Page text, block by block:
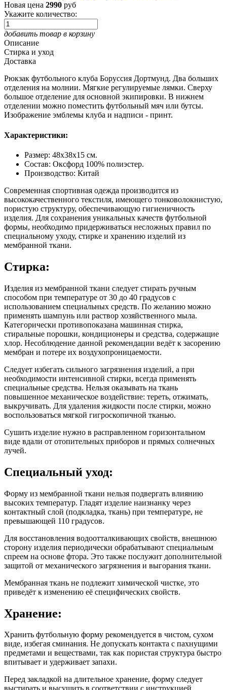
Новая цена 2990 руб
Укажите количество:
добавить товар в корзину
Описание
Стирка и уход
Доставка
Рюкзак футбольного клуба Боруссия Дортмунд. Два больших
отделения на молнии. Мягкие регулируемые лямки. Сверху
большое отделение для основной экипировки. В нижнем
отделении можно поместить футбольный мяч или бутсы.
Изображение эмблемы клуба и надписи - принт.
Характеристики:
Размер: 48х38х15 см.
Состав: Оксфорд 100% полиэстер.
Производство: Китай
Современная спортивная одежда производится из
высококачественного текстиля, имеющего тонковолокнистую,
пористую структуру, обеспечивающую гигиеничность
изделия. Для сохранения уникальных качеств футбольной
формы, необходимо придерживаться несложных правил по
специальному уходу, стирке и хранению изделий из
мембранной ткани.
Стирка:
Изделия из мембранной ткани следует стирать ручным
способом при температуре от 30 до 40 градусов с
использованием специальных средств. По желанию можно
применять шампунь или раствор хозяйственного мыла.
Категорически противопоказана машинная стирка,
стиральные порошки, кондиционеры и средства, содержащие
хлор. Несоблюдение данной рекомендации ведёт к засорению
мембран и потере их воздухопроницаемости.
Следует избегать сильного загрязнения изделий, а при
необходимости интенсивной стирки, всегда применять
специальные средства. Нельзя оказывать на ткань
повышенное механическое воздействие: тереть, отжимать,
выкручивать. Для удаления жидкости после стирки, можно
воспользоваться мягкой гигроскопичной тканью.
Сушить изделие нужно в расправленном горизонтальном
виде вдали от отопительных приборов и прямых солнечных
лучей.
Специальный уход:
Форму из мембранной ткани нельзя подвергать влиянию
высоких температур. Гладят изделие наизнанку через
контактный слой (подкладка, ткань) при температуре, не
превышающей 110 градусов.
Для восстановления водоотталкивающих свойств, внешнюю
сторону изделия периодически обрабатывают специальным
спреем на основе фтора. Это также послужит дополнительной
защитой от механического загрязнения и выгорания ткани.
Мембранная ткань не подлежит химической чистке, это
приведёт к изменению её специфических свойств.
Хранение:
Хранить футбольную форму рекомендуется в чистом, сухом
виде, избегая сминания. Не допускать контакта с пахнущими
предметами и веществами, так как пористая структура быстро
впитывает и удерживает запахи.
Перед закладкой на длительное хранение, форму следует